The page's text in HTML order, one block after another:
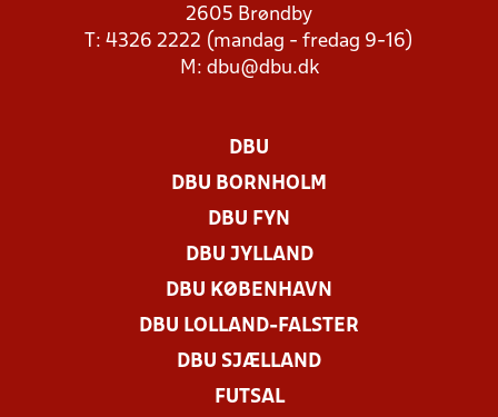
2605 Brøndby
T: 4326 2222 (mandag - fredag 9-16)
M: dbu@dbu.dk
DBU
DBU BORNHOLM
DBU FYN
DBU JYLLAND
DBU KØBENHAVN
DBU LOLLAND-FALSTER
DBU SJÆLLAND
FUTSAL